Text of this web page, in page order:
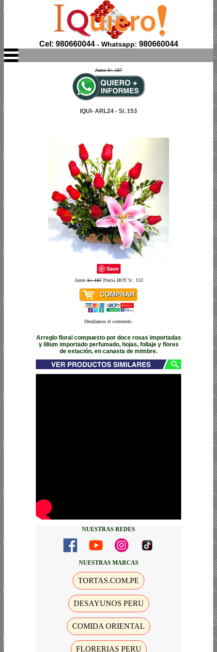
Cel: 980660044- Whatsapp: 980660044
Antes S/. 187
IQUI- ARL24 - S/. 153
Save
AntesS/. 187Precio HOY S/. 153
Detallamos el contenido:
Arreglo floral compuesto por doce rosas importadas
y lilium importado perfumado, hojas, follaje y flores
de estación, en canasta de mimbre.
NUESTRAS REDES
NUESTRAS MARCAS
TORTAS.COM.PE
DESAYUNOS PERU
COMIDA ORIENTAL
FLORERIAS PERU